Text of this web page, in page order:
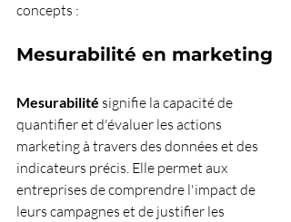
concepts :
Mesurabilité en marketing
Mesurabilité signifie la capacité de
quantifier et d'évaluer les actions
marketing à travers des données et des
indicateurs précis. Elle permet aux
entreprises de comprendre l'impact de
leurs campagnes et de justifier les